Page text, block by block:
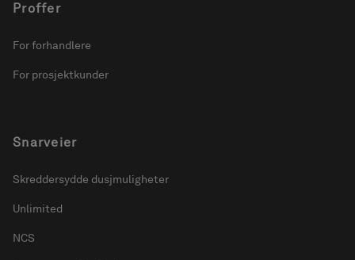
Proffer
For forhandlere
For prosjektkunder
Snarveier
Skreddersydde dusjmuligheter
Unlimited
NCS